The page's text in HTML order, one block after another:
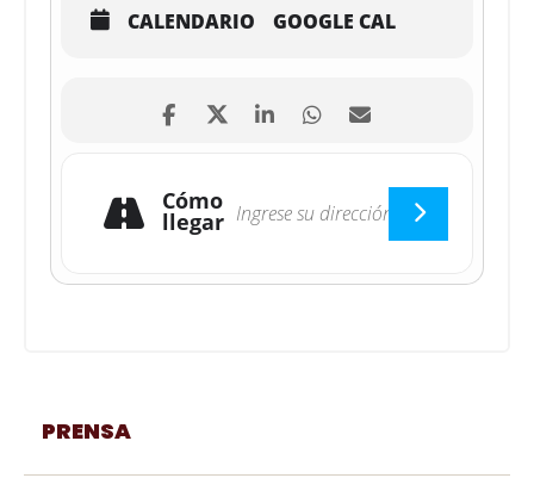
CALENDARIO GOOGLE CAL
Cómo
llegar
PRENSA